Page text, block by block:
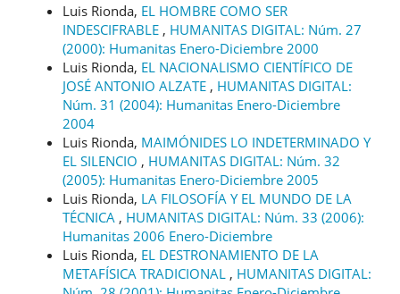
Luis Rionda, EL HOMBRE COMO SER
INDESCIFRABLE , HUMANITAS DIGITAL: Núm. 27
(2000): Humanitas Enero-Diciembre 2000
Luis Rionda, EL NACIONALISMO CIENTÍFICO DE
JOSÉ ANTONIO ALZATE , HUMANITAS DIGITAL:
Núm. 31 (2004): Humanitas Enero-Diciembre
2004
Luis Rionda, MAIMÓNIDES LO INDETERMINADO Y
EL SILENCIO , HUMANITAS DIGITAL: Núm. 32
(2005): Humanitas Enero-Diciembre 2005
Luis Rionda, LA FILOSOFÍA Y EL MUNDO DE LA
TÉCNICA , HUMANITAS DIGITAL: Núm. 33 (2006):
Humanitas 2006 Enero-Diciembre
Luis Rionda, EL DESTRONAMIENTO DE LA
METAFÍSICA TRADICIONAL , HUMANITAS DIGITAL: